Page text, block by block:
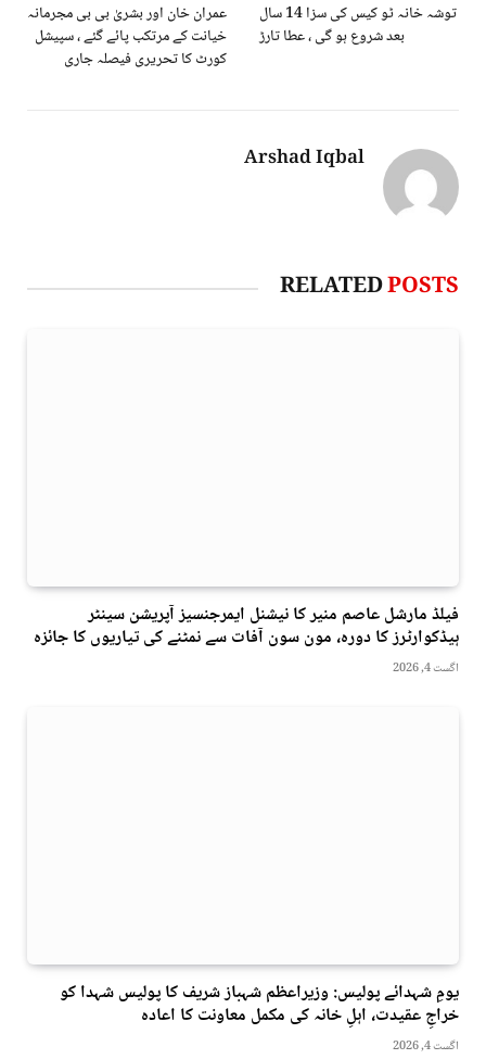
توشہ خانہ ٹو کیس کی سزا 14 سال
بعد شروع ہو گی ، عطا تارڑ
عمران خان اور بشریٰ بی بی مجرمانہ
خیانت کے مرتکب پائے گئے ، سپیشل
کورٹ کا تحریری فیصلہ جاری
Arshad Iqbal
RELATEDPOSTS
فیلڈ مارشل عاصم منیر کا نیشنل ایمرجنسیز آپریشن سینٹر
ہیڈکوارٹرز کا دورہ، مون سون آفات سے نمٹنے کی تیاریوں کا جائزہ
اگست 4, 2026
یومِ شہدائے پولیس: وزیراعظم شہباز شریف کا پولیس شہدا کو
خراجِ عقیدت، اہلِ خانہ کی مکمل معاونت کا اعادہ
اگست 4, 2026